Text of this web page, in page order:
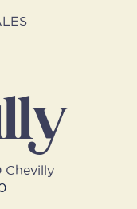
Chevilly